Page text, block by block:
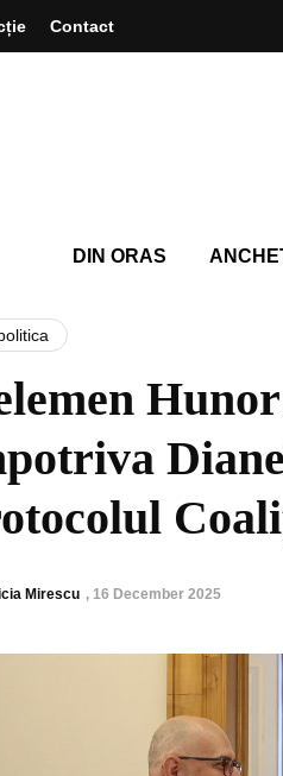
Contact
DIN ORAS
Mirescu , 16 December 2025